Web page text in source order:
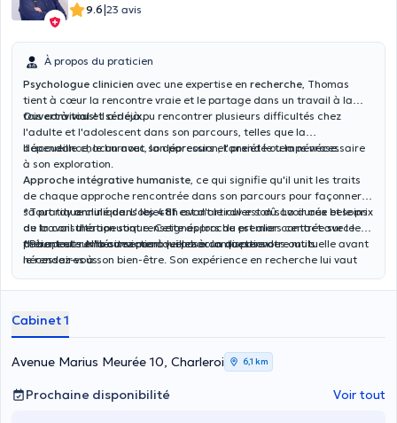
9.6|23 avis
À propos du praticien
Psychologue clinicien avec une expertise en recherche, Thomas
tient à cœur la rencontre vraie et le partage dans un travail à la
foisconvivial et sérieux.
Ouvert à tous!Il a déjà pu rencontrer plusieurs difficultés chez
l'adulte et l'adolescent dans son parcours, telles que la
dépendance, le burnout, la dépression, l'anxiété ou la névrose.
Il accueille chacun avec son parcours et prend le temps nécessaire
à son exploration.
Approche intégrative humaniste, ce qui signifie qu'il unit les traits
de chaque approche rencontrée dans son parcours pour façonner
sa pratique clinique. L'objectif est d'articuler son savoir aux besoins
du travail thérapeutique. Cette approche est alors centrée sur le
patient et sur la conviction que chacun dispose des outils
nécessaires à son bien-être. Son expérience en recherche lui vaut
*Tout rdvannulé dans les 48h avant le rdv est dû. La durée et le prix
de la consultation sont renseignés lors du premier contact avec le
thérapeute. N'hésitez pas à lui poser la question.
*Pour toutremboursementveillez à contacter votre mutuelle avant
le rendez-vous.
Cabinet 1
Avenue Marius Meurée 10, Charleroi 6,1 km
Prochaine disponibilité Voir tout